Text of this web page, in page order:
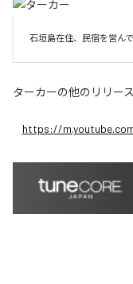
石垣島在住、民宿を営ん
ターカーの他のリリース
https://